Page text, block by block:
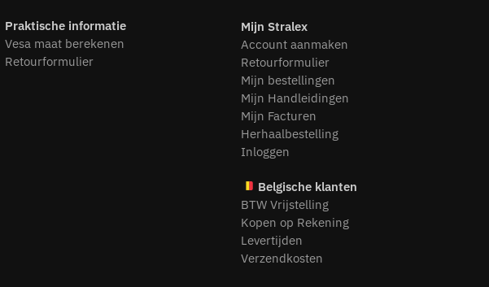
Praktische informatie
Vesa maat berekenen
Retourformulier
Mijn Stralex
Account aanmaken
Retourformulier
Mijn bestellingen
Mijn Handleidingen
Mijn Facturen
Herhaalbestelling
Inloggen
Belgische klanten
BTW Vrijstelling
Kopen op Rekening
Levertijden
Verzendkosten